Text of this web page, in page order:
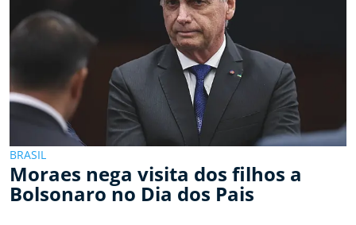
BRASIL
Moraes nega visita dos filhos a
Bolsonaro no Dia dos Pais